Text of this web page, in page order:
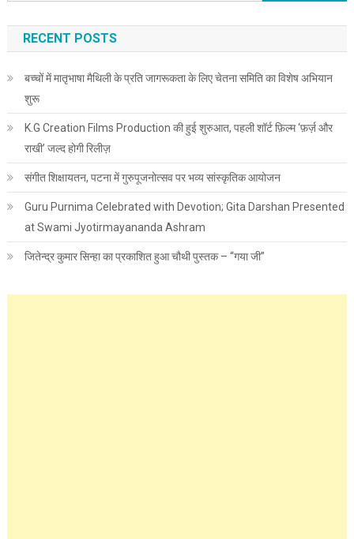
RECENT POSTS
बच्चों में मातृभाषा मैथिली के प्रति जागरूकता के लिए चेतना समिति का विशेष अभियान
शुरू
K.G Creation Films Production की हुई शुरुआत, पहली शॉर्ट फ़िल्म ‘फ़र्ज़ और
राखी’ जल्द होगी रिलीज़
संगीत शिक्षायतन, पटना में गुरुपूजनोत्सव पर भव्य सांस्कृतिक आयोजन
Guru Purnima Celebrated with Devotion; Gita Darshan Presented
at Swami Jyotirmayananda Ashram
जितेन्द्र कुमार सिन्हा का प्रकाशित हुआ चौथी पुस्तक – “गया जी”